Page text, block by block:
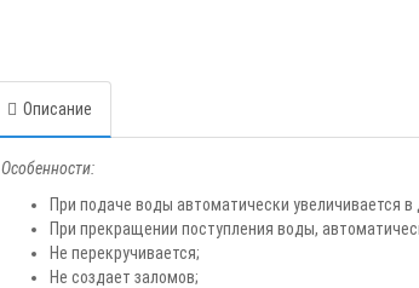
Описание
Особенности:
При подаче воды автоматически увеличивается в
При прекращении поступления воды,
Не перекручивается;
Не создает заломов;